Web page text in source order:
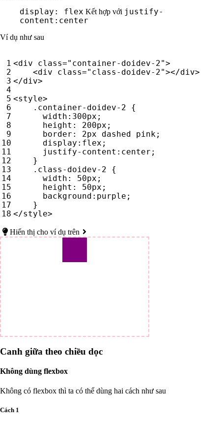
display: flex Kết hợp với justify-
content:center
Ví dụ như sau
<div class="container-doidev-2">
<div class="class-doidev-2"></div>
</div>
<style>
. container-doidev-2
{
width : 300px ;
height : 200px ;
border : 2px dashed pink;
display : flex ;
justify-content : center ;
}
. class-doidev-2
{
width : 50px ;
height : 50px ;
background : purple ;
}
</style>
Hiển thị cho ví dụ trên
Canh giữa theo chiều dọc
Không dùng flexbox
Không có flexbox thì ta có thể dùng hai cách như sau
Cách 1